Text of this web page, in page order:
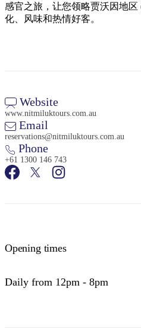
感官之旅，让您领略贾沃因地区
化、风味和热情好客。
Website
www.nitmiluktours.com.au
Email
reservations@nitmiluktours.com.au
Phone
+61 1300 146 743
Opening times
Daily from 12pm - 8pm